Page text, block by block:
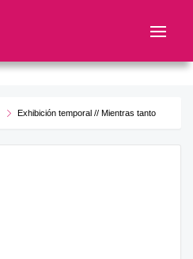
Exhibición temporal // Mientras tanto